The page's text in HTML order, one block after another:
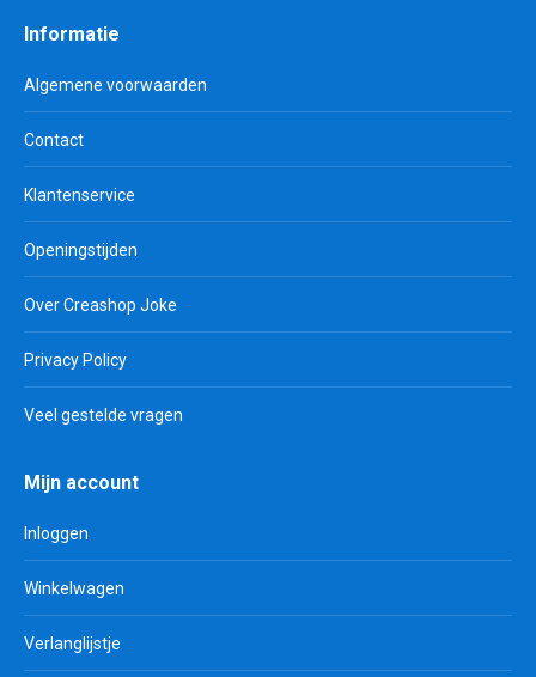
Informatie
Algemene voorwaarden
Contact
Klantenservice
Openingstijden
Over Creashop Joke
Privacy Policy
Veel gestelde vragen
Mijn account
Inloggen
Winkelwagen
Verlanglijstje